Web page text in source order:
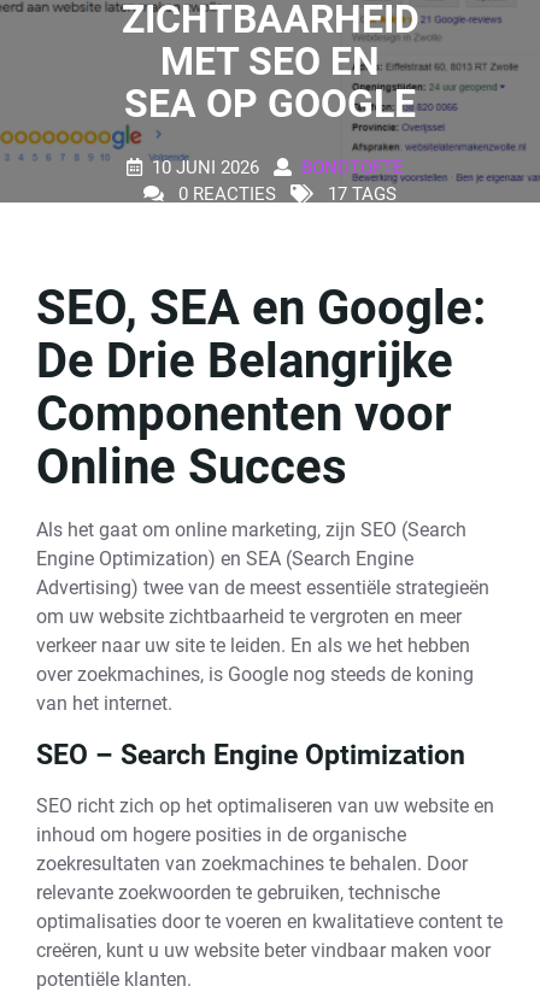
ZICHTBAARHEID
MET SEO EN
SEA OP GOOGLE
10 JUNI 2026
BONDTOFTE
0 REACTIES
17 TAGS
SEO, SEA en Google:
De Drie Belangrijke
Componenten voor
Online Succes
Als het gaat om online marketing, zijn SEO (Search
Engine Optimization) en SEA (Search Engine
Advertising) twee van de meest essentiële strategieën
om uw website zichtbaarheid te vergroten en meer
verkeer naar uw site te leiden. En als we het hebben
over zoekmachines, is Google nog steeds de koning
van het internet.
SEO – Search Engine Optimization
SEO richt zich op het optimaliseren van uw website en
inhoud om hogere posities in de organische
zoekresultaten van zoekmachines te behalen. Door
relevante zoekwoorden te gebruiken, technische
optimalisaties door te voeren en kwalitatieve content te
creëren, kunt u uw website beter vindbaar maken voor
potentiële klanten.